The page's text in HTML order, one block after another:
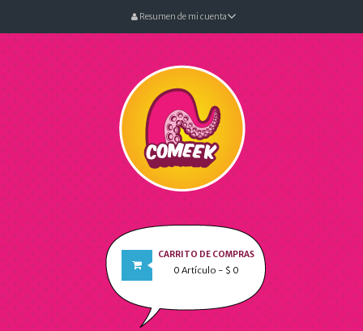
Resumen de mi cuenta
CARRITO DE COMPRAS
0 Artículo - $ 0